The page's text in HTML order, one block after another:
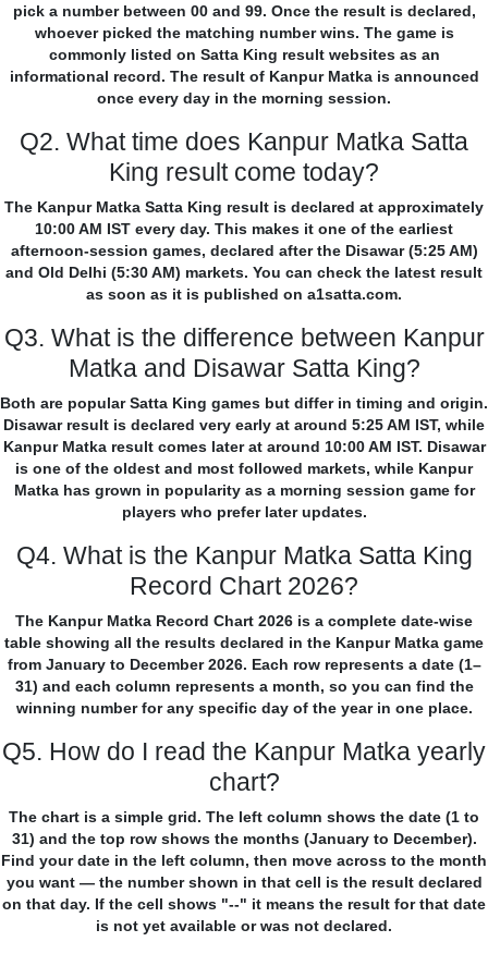
pick a number between 00 and 99. Once the result is declared,
whoever picked the matching number wins. The game is
commonly listed on Satta King result websites as an
informational record. The result of Kanpur Matka is announced
once every day in the morning session.
Q2. What time does Kanpur Matka Satta
King result come today?
The Kanpur Matka Satta King result is declared at approximately
10:00 AM IST every day. This makes it one of the earliest
afternoon-session games, declared after the Disawar (5:25 AM)
and Old Delhi (5:30 AM) markets. You can check the latest result
as soon as it is published on a1satta.com.
Q3. What is the difference between Kanpur
Matka and Disawar Satta King?
Both are popular Satta King games but differ in timing and origin.
Disawar result is declared very early at around 5:25 AM IST, while
Kanpur Matka result comes later at around 10:00 AM IST. Disawar
is one of the oldest and most followed markets, while Kanpur
Matka has grown in popularity as a morning session game for
players who prefer later updates.
Q4. What is the Kanpur Matka Satta King
Record Chart 2026?
The Kanpur Matka Record Chart 2026 is a complete date-wise
table showing all the results declared in the Kanpur Matka game
from January to December 2026. Each row represents a date (1–
31) and each column represents a month, so you can find the
winning number for any specific day of the year in one place.
Q5. How do I read the Kanpur Matka yearly
chart?
The chart is a simple grid. The left column shows the date (1 to
31) and the top row shows the months (January to December).
Find your date in the left column, then move across to the month
you want — the number shown in that cell is the result declared
on that day. If the cell shows "--" it means the result for that date
is not yet available or was not declared.